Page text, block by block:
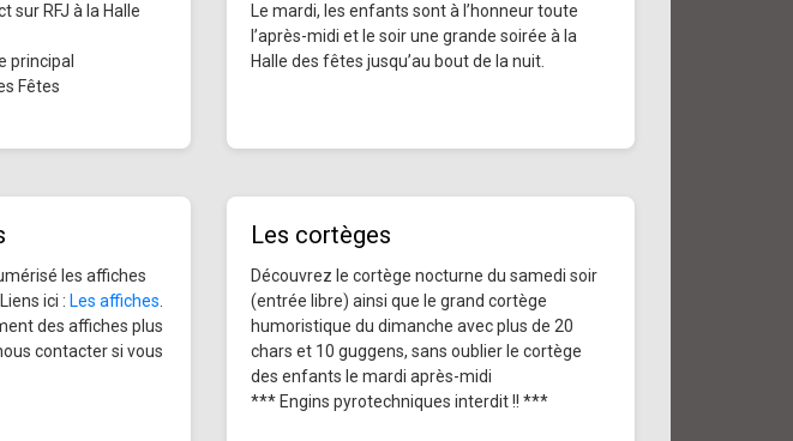
sur RFJ à la Halle
principal
Fêtes
Le mardi, les enfants sont à l’honneur toute
l’après-midi et le soir une grande soirée à la
Halle des fêtes jusqu’au bout de la nuit.
les affiches
ici : Les affiches
des affiches plus
contacter si vous
Les cortèges
Découvrez le cortège nocturne du samedi soir
(entrée libre) ainsi que le grand cortège
humoristique du dimanche avec plus de 20
chars et 10 guggens, sans oublier le cortège
des enfants le mardi après-midi
*** Engins pyrotechniques interdit !! ***